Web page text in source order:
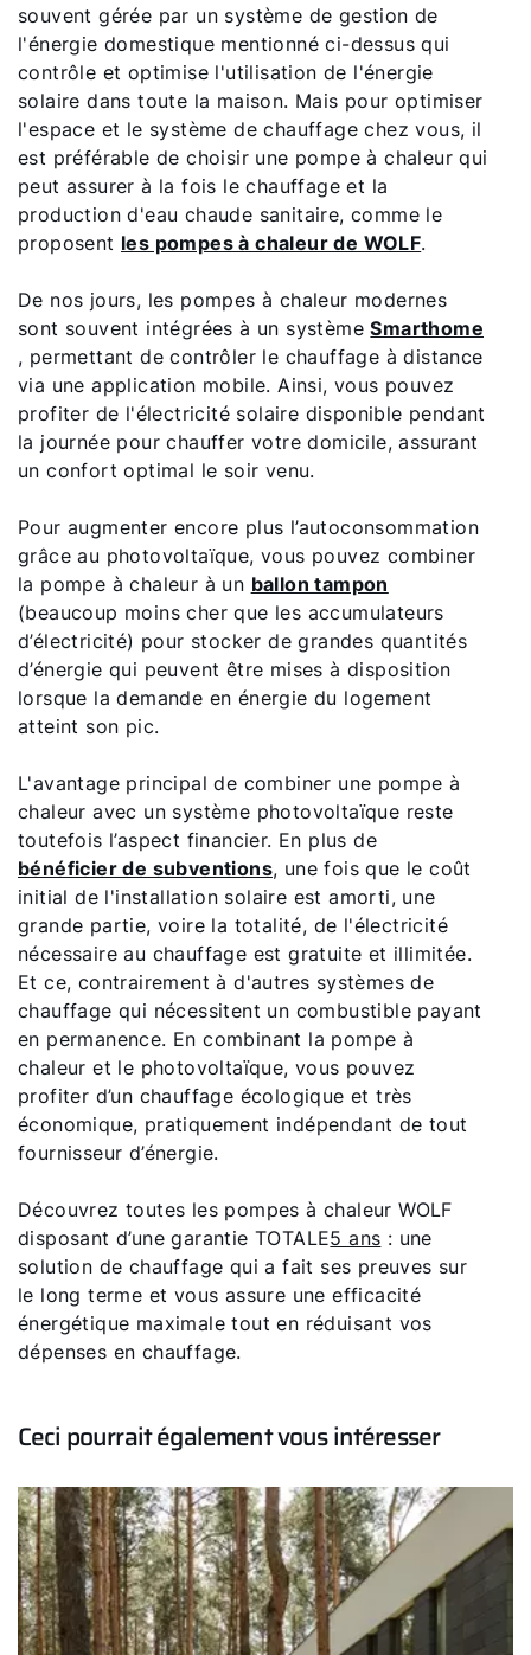
souvent gérée par un système de gestion de
l'énergie domestique mentionné ci-dessus qui
contrôle et optimise l'utilisation de l'énergie
solaire dans toute la maison. Mais pour optimiser
l'espace et le système de chauffage chez vous, il
est préférable de choisir une pompe à chaleur qui
peut assurer à la fois le chauffage et la
production d'eau chaude sanitaire, comme le
proposent les pompes à chaleur de WOLF.
De nos jours, les pompes à chaleur modernes
sont souvent intégrées à un systèmeSmarthome
, permettant de contrôler le chauffage à distance
via une application mobile. Ainsi, vous pouvez
profiter de l'électricité solaire disponible pendant
la journée pour chauffer votre domicile, assurant
un confort optimal le soir venu.
Pour augmenter encore plus l’autoconsommation
grâce au photovoltaïque, vous pouvez combiner
la pompe à chaleur à un ballon tampon
(beaucoup moins cher que les accumulateurs
d’électricité) pour stocker de grandes quantités
d’énergie qui peuvent être mises à disposition
lorsque la demande en énergie du logement
atteint son pic.
L'avantage principal de combiner une pompe à
chaleur avec un système photovoltaïque reste
toutefois l’aspect financier. En plus de
bénéficier de subventions, une fois que le coût
initial de l'installation solaire est amorti, une
grande partie, voire la totalité, de l'électricité
nécessaire au chauffage est gratuite et illimitée.
Et ce, contrairement à d'autres systèmes de
chauffage qui nécessitent un combustible payant
en permanence. En combinant la pompe à
chaleur et le photovoltaïque, vous pouvez
profiter d’un chauffage écologique et très
économique, pratiquement indépendant de tout
fournisseur d’énergie.
Découvrez toutes les pompes à chaleur WOLF
disposant d’une garantie TOTALE5 ans : une
solution de chauffage qui a fait ses preuves sur
le long terme et vous assure une efficacité
énergétique maximale tout en réduisant vos
dépenses en chauffage.
Ceci pourrait également vous intéresser